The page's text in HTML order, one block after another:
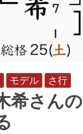
モデル さ行
希さん